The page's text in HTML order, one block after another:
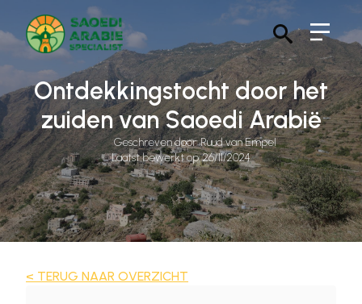
Search
for:
Ontdekkingstocht door het
zuiden van Saoedi Arabië
Geschreven door: Ruud van Empel
Laatst bewerkt op: 26/11/2024
< TERUG NAAR OVERZICHT